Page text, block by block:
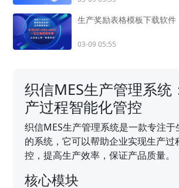
生产奖励表格模板下载软件
03-09 05:55
织信MES生产管理系统
产过程智能化管控
织信MES生产管理系统是一款专注
的系统，它可以帮助企业实现生产过
控，提高生产效率，保证产品质量。
核心模块